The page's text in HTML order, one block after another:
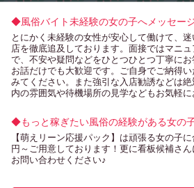
◆風俗バイト未経験の女の子へメッセー
とにかく未経験の女性が安心して働けて、
店を徹底追及しております。面接ではマニ
で、不安や疑問などをひとつひとつ丁寧に
お話だけでも大歓迎です。ご自身でご納得
みてください。また強引な入店勧誘などは
内の雰囲気や待機場所の見学などもお気軽
◆もっと稼ぎたい風俗の経験がある女の
【萌えリーン応援パック】は頑張る女の子
円～ご用意しております！更に看板候補さ
お問い合わせください♪